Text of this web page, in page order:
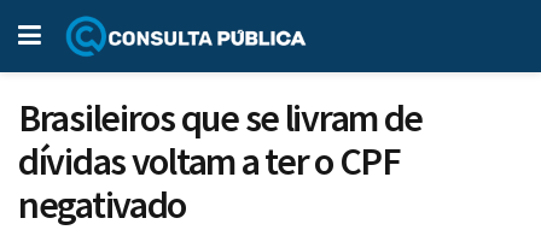
Brasileiros que se livram de
dívidas voltam a ter o CPF
negativado